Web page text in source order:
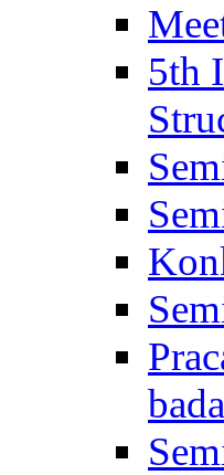
5th